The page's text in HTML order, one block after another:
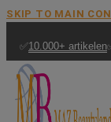
SKIP TO MAIN
✅10.000+ artikelen